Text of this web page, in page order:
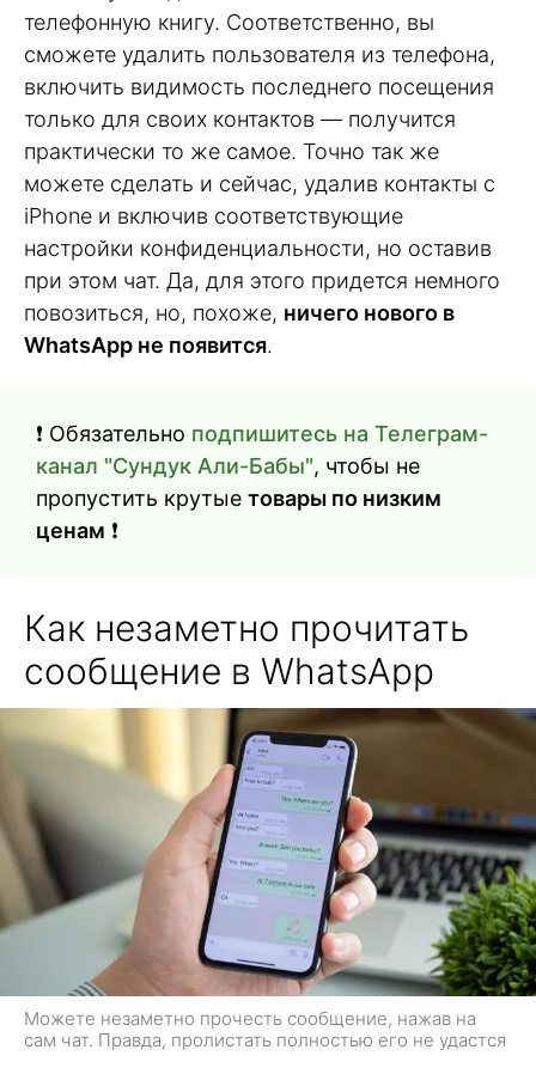
телефонную книгу. Соответственно, вы
сможете удалить пользователя из телефона,
включить видимость последнего посещения
только для своих контактов — получится
практически то же самое. Точно так же
можете сделать и сейчас, удалив контакты с
iPhone и включив соответствующие
настройки конфиденциальности, но оставив
при этом чат. Да, для этого придется немного
повозиться, но, похоже, ничего нового в
WhatsApp не появится.
❗️ Обязательно подпишитесь на Телеграм-
канал "Сундук Али-Бабы", чтобы не
пропустить крутые товары по низким
ценам ❗️
Как незаметно прочитать
сообщение в WhatsApp
Можете незаметно прочесть сообщение, нажав на
сам чат. Правда, пролистать полностью его не удастся